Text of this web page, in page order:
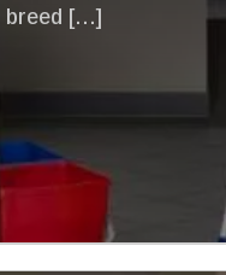
breed […]